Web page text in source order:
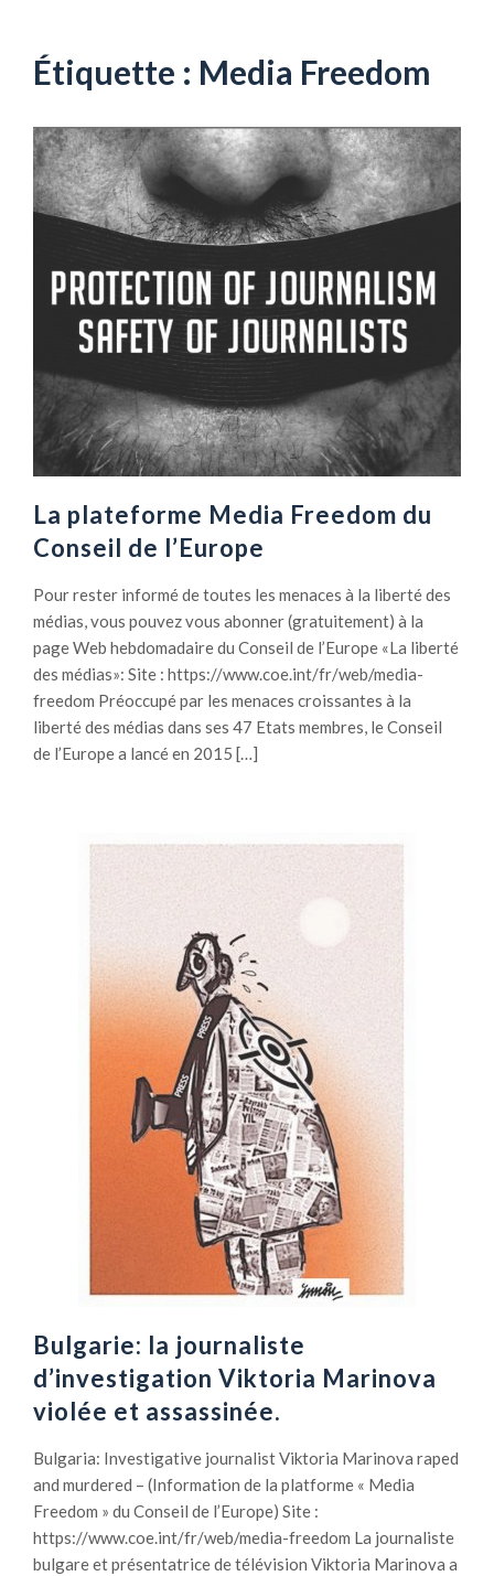
contenu
Étiquette : Media Freedom
La plateforme Media Freedom du
Conseil de l’Europe
Pour rester informé de toutes les menaces à la liberté des
médias, vous pouvez vous abonner (gratuitement) à la
page Web hebdomadaire du Conseil de l’Europe «La liberté
des médias»: Site : https://www.coe.int/fr/web/media-
freedom Préoccupé par les menaces croissantes à la
liberté des médias dans ses 47 Etats membres, le Conseil
de l’Europe a lancé en 2015 […]
Bulgarie: la journaliste
d’investigation Viktoria Marinova
violée et assassinée.
Bulgaria: Investigative journalist Viktoria Marinova raped
and murdered – (Information de la platforme « Media
Freedom » du Conseil de l’Europe) Site :
https://www.coe.int/fr/web/media-freedom La journaliste
bulgare et présentatrice de télévision Viktoria Marinova a